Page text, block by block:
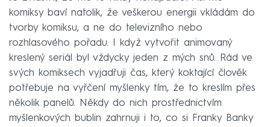
komiksy baví natolik, že veškerou energii vkládám do
tvorby komiksu, a ne do televizního nebo
rozhlasového pořadu. I když vytvořit animovaný
kreslený seriál byl vždycky jeden z mých snů. Rád ve
svých komiksech vyjadřuji čas, který koktající člověk
potřebuje na vyřčení myšlenky tím, že to kreslím přes
několik panelů. Někdy do nich prostřednictvím
myšlenkových bublin zahrnuji i to, co si Franky Banky